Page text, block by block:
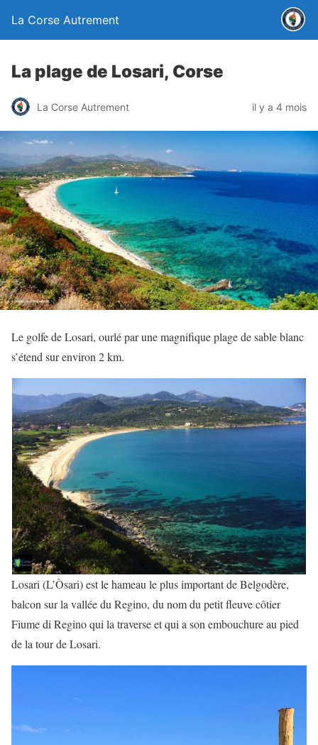
La Corse Autrement
La plage de Losari, Corse
La Corse Autrement il y a 4 mois
Le golfe de Losari, ourlé par une magnifique plage de sable blanc
s’étend sur environ 2 km.
Losari (L’Òsari) est le hameau le plus important de Belgodère,
balcon sur la vallée du Regino, du nom du petit fleuve côtier
Fiume di Regino qui la traverse et qui a son embouchure au pied
de la tour de Losari.